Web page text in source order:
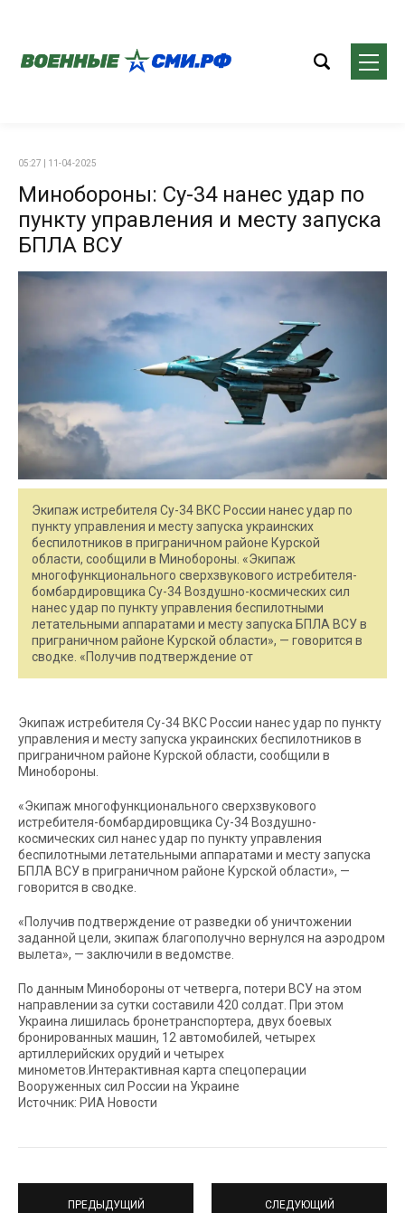
05:27 | 11-04-2025
Минобороны: Су-34 нанес удар по
пункту управления и месту запуска
БПЛА ВСУ
Экипаж истребителя Су-34 ВКС России нанес удар по
пункту управления и месту запуска украинских
беспилотников в приграничном районе Курской
области, сообщили в Минобороны. «Экипаж
многофункционального сверхзвукового истребителя-
бомбардировщика Су-34 Воздушно-космических сил
нанес удар по пункту управления беспилотными
летательными аппаратами и месту запуска БПЛА ВСУ в
приграничном районе Курской области», — говорится в
сводке. «Получив подтверждение от
Экипаж истребителя Су-34 ВКС России нанес удар по пункту
управления и месту запуска украинских беспилотников в
приграничном районе Курской области, сообщили в
Минобороны.
«Экипаж многофункционального сверхзвукового
истребителя-бомбардировщика Су-34 Воздушно-
космических сил нанес удар по пункту управления
беспилотными летательными аппаратами и месту запуска
БПЛА ВСУ в приграничном районе Курской области», —
говорится в сводке.
«Получив подтверждение от разведки об уничтожении
заданной цели, экипаж благополучно вернулся на аэродром
вылета», — заключили в ведомстве.
По данным Минобороны от четверга, потери ВСУ на этом
направлении за сутки составили 420 солдат. При этом
Украина лишилась бронетранспортера, двух боевых
бронированных машин, 12 автомобилей, четырех
артиллерийских орудий и четырех
минометов.Интерактивная карта спецоперации
Вооруженных сил России на Украине
Источник: РИА Новости
ПРЕДЫДУЩИЙ СЛЕДУЮЩИЙ